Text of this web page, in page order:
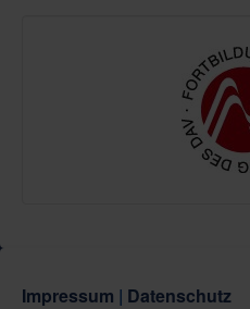
Impressum | Datenschutz